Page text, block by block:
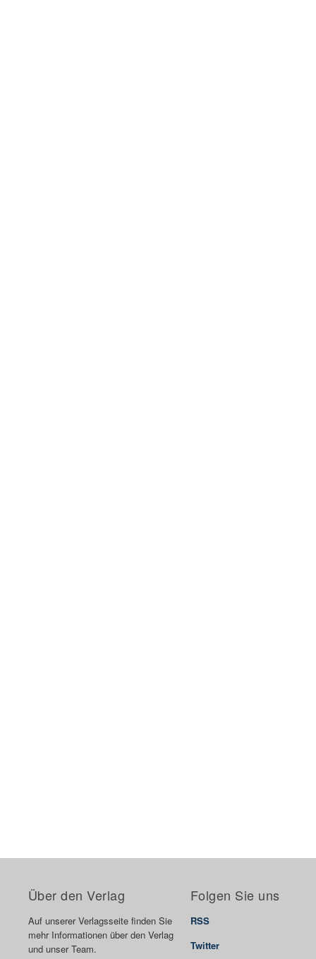
Über den Verlag
Auf unserer Verlagsseite finden Sie
mehr Informationen über den Verlag
und unser Team.
Folgen Sie uns
RSS
Twitter